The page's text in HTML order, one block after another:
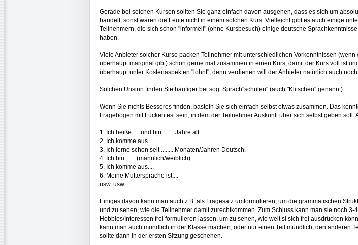
Gerade bei solchen Kursen sollten Sie ganz einfach davon ausgehen, dass es sich um
handelt, sonst wären die Leute nicht in einem solchen Kurs. Vielleicht gibt es auch einige
Teilnehmern, die sich schon "informell" (ohne Kursbesuch) einige deutsche
haben.
Viele Anbieter solcher Kurse packen Teilnehmer mit unterschiedlichen Vorkenntnissen (wenn
überhaupt marginal gibt) schon gerne mal zusammen in einen Kurs, damit der Kurs voll ist
überhaupt unter Kostenaspekten "lohnt", denn verdienen will der Anbieter natürlich auch
Solchen Unsinn finden Sie häufiger bei sog. Sprach"schulen" (auch "Klitschen" genannt).
Wenn Sie nichts Besseres finden, basteln Sie sich einfach selbst etwas zusammen. Das
Fragebogen mit Lückentest sein, in dem der Teilnehmer Auskunft über sich selbst geben soll.
1. Ich heiße..... und bin ....... Jahre alt.
2. Ich komme aus....
3. Ich lerne schon seit .........Monaten/Jahren Deutsch.
4. Ich bin....... (männlich/weiblich)
5. Ich komme aus....
6. Meine Muttersprache ist....
usw. usw.
Einiges davon kann man auch z.B. als Fragesatz umformulieren, um die grammatischen
und zu sehen, wie die Teilnehmer damit zurechtkommen. Zum Schluss kann man sie noch 3-
Hobbies/Interessen frei formulieren lassen, um zu sehen, wie weit si sich frei ausdrücken
kann man auch mündlich in der Klasse machen, oder nur einen Teil mündlich, den anderen
sollte dann in der ersten Sitzung geschehen.